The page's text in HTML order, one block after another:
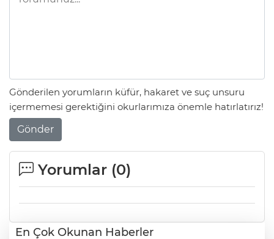
Gönderilen yorumların küfür, hakaret ve suç unsuru
içermemesi gerektiğini okurlarımıza önemle hatırlatırız!
Gönder
Yorumlar (0)
En Çok Okunan Haberler